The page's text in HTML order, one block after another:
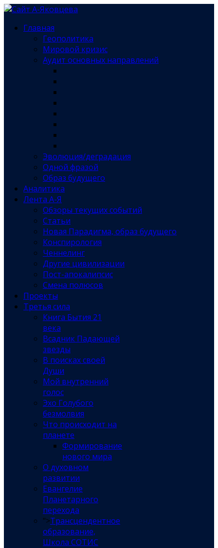
Главная
Геополитика
Мировой кризис
Аудит основных направлений
Эволюция/деградация
Одной фразой
Образ будущего
Аналитика
Лента А-Я
Обзоры текущих событий
Статьи
Новая Парадигма, образ будущего
Конспирология
Ченнелинг
Другие цивилизации
Пост-апокалипсис
Смена полюсов
Проекты
Третья сила
Книга Бытия 21
века
Всадник Падающей
звезды
В поисках своей
Души
Мой внутренний
голос
Эхо Голубого
безмолвия
Что происходит на
планете
Формирование
нового мира
О духовном
развитии
Евангелие
Планетарного
перехода
">Трансцендентное
образование,
Школа СОТИС